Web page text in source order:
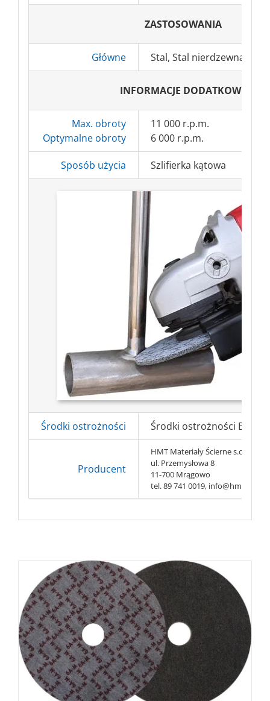
ZASTOSOWANIA
Główne Stal, Stal
INFORMACJE DODATKOWE
Max. obroty
Optymalne obroty
11 000 r.p.m.
6 000 r.p.m.
Sposób użycia Szlifierka kątowa
Środki ostrożności Środki ostrożności BHP
Producent
HMT Materiały Ścierne s.c.
ul. Przemysłowa 8
11-700 Mrągowo
tel. 89 741 0019, info@hmt-abr.pl